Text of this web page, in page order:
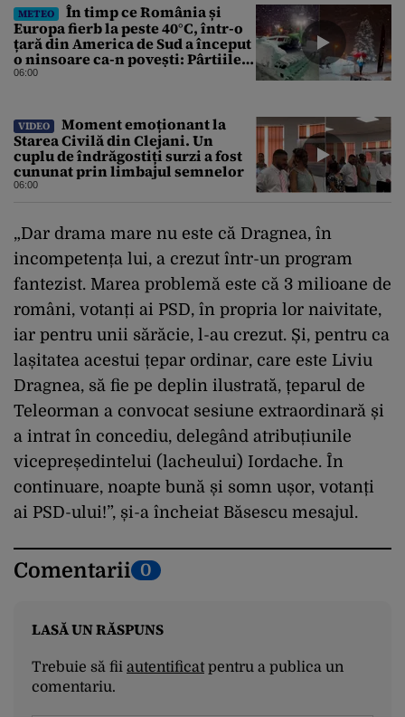
METEO
În timp ce România și
Europa fierb la peste 40°C, într-o
țară din America de Sud a început
o ninsoare ca-n povești: Pârtiile
s-au umplut de schiori
06:00
VIDEO
Moment emoționant la
Starea Civilă din Clejani. Un
cuplu de îndrăgostiți surzi a fost
cununat prin limbajul semnelor
06:00
„Dar drama mare nu este că Dragnea, în
incompetența lui, a crezut într-un program
fantezist. Marea problemă este că 3 milioane de
români, votanți ai PSD, în propria lor naivitate,
iar pentru unii sărăcie, l-au crezut. Și, pentru ca
lașitatea acestui țepar ordinar, care este Liviu
Dragnea, să fie pe deplin ilustrată, țeparul de
Teleorman a convocat sesiune extraordinară și
a intrat în concediu, delegând atribuțiunile
vicepreședintelui (lacheului) Iordache. În
continuare, noapte bună și somn ușor, votanți
ai PSD-ului!”, și-a încheiat Băsescu mesajul.
Comentarii 0
LASĂ UN RĂSPUNS
Trebuie să fii autentificatpentru a publica un
comentariu.